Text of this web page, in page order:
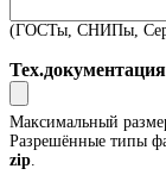
(ГОСТы, СНИПы,
Тех.документация
Максимальный
Разрешённые типы
zip.